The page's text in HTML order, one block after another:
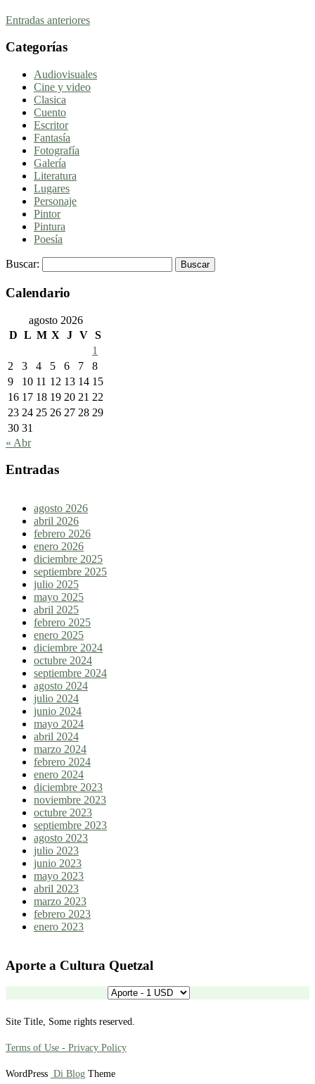
Entradas anteriores
Categorías
Audiovisuales
Cine y video
Clasica
Cuento
Escritor
Fantasía
Fotografía
Galería
Literatura
Lugares
Personaje
Pintor
Pintura
Poesía
Buscar:
Calendario
agosto 2026
D L M X J V S
1
2
3 4 5 6 7
8
9
10 11 12 13 14 15
16 17 18 19 20 21 22
23 24 25 26 27 28 29
30 31
« Abr
Entradas
agosto 2026
abril 2026
febrero 2026
enero 2026
diciembre 2025
septiembre 2025
julio 2025
mayo 2025
abril 2025
febrero 2025
enero 2025
diciembre 2024
octubre 2024
septiembre 2024
agosto 2024
julio 2024
junio 2024
mayo 2024
abril 2024
marzo 2024
febrero 2024
enero 2024
diciembre 2023
noviembre 2023
octubre 2023
septiembre 2023
agosto 2023
julio 2023
junio 2023
mayo 2023
abril 2023
marzo 2023
febrero 2023
enero 2023
Aporte a Cultura Quetzal
Site Title, Some rights reserved.
Terms of Use - Privacy Policy
WordPress Di Blog Theme